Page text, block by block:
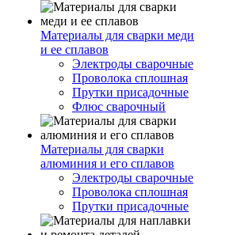
Материалы для сварки меди
и ее сплавов
Электроды сварочные
Проволока сплошная
Прутки присадочные
Флюс сварочный
Материалы для сварки
алюминия и его сплавов
Электроды сварочные
Проволока сплошная
Прутки присадочные